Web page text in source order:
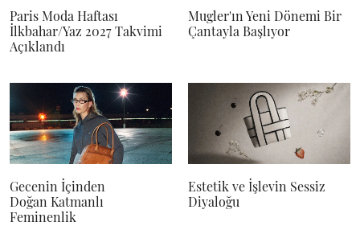
Paris Moda Haftası
İlkbahar/Yaz 2027 Takvimi
Açıklandı
Mugler'ın Yeni Dönemi Bir
Çantayla Başlıyor
Gecenin İçinden
Doğan Katmanlı
Feminenlik
Estetik ve İşlevin Sessiz
Diyaloğu